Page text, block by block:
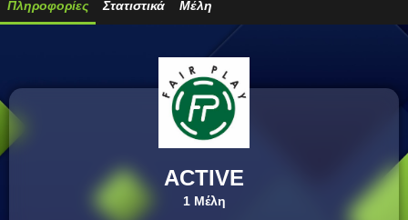
Πληροφορίες Στατιστικά Μέλη
ACTIVE
1 Μέλη